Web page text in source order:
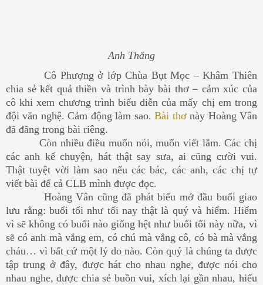
Anh Thắng
Cô Phượng ở lớp Chùa Bụt Mọc – Khâm Thiên
chia sẻ kết quả thiền và trình bày bài thơ – cảm xúc của
cô khi xem chương trình biểu diễn của mấy chị em trong
đội văn nghệ. Cảm động làm sao.Bài thơnày Hoàng Vân
đã đăng trong bài riêng.
Còn nhiều điều muốn nói, muốn viết lắm. Các chị
các anh kể chuyện, hát thật say sưa, ai cũng cười vui.
Thật tuyệt vời làm sao nếu các bác, các anh, các chị tự
viết bài để cả CLB mình được đọc.
Hoàng Vân cũng đã phát biểu mở đầu buổi giao
lưu rằng: buổi tối như tối nay thật là quý và hiếm. Hiếm
vì sẽ không có buổi nào giống hệt như buổi tối này nữa, vì
sẽ có anh mà vắng em, có chú mà vắng cô, có bà mà vắng
cháu… vì bất cứ một lý do nào. Còn quý là chúng ta được
tập trung ở đây, được hát cho nhau nghe, được nói cho
nhau nghe, được chia sẻ buồn vui, xích lại gần nhau, hiểu